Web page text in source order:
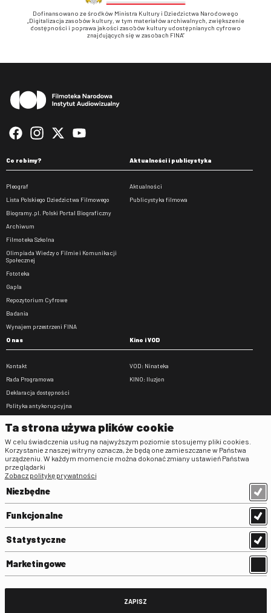
Dofinansowano ze środków Ministra Kultury i Dziedzictwa Narodowego
„Digitalizacja zasobów kultury, w tym materiałów archiwalnych, zwiększenie
dostępności i poprawa jakości zasobów kultury udostępnianych cyfrowo
znajdujących się w zasobach FINA”
Co robimy?
Pleograf
Lista Polskiego Dziedzictwa Filmowego
Biogramy.pl. Polski Portal Biograficzny
Archiwum
Filmoteka Szkolna
Olimpiada Wiedzy o Filmie i Komunikacji
Społecznej
Fototeka
Gapla
Repozytorium Cyfrowe
Badania
Wynajem przestrzeni FINA
Aktualności i publicystyka
Aktualności
Publicystyka filmowa
O nas
Kontakt
Rada Programowa
Deklaracja dostępności
Polityka antykorupcyjna
Zamówienia publiczne
Praca w FINA
Kino i VOD
VOD: Ninateka
KINO: Iluzjon
Regulaminy
Klauzula informacyjna RODO
Regulamin użytkowania parkingu
Standardy ochrony małoletnich
Regulamin kina Iluzjon
Ta strona używa plików cookie
W celu świadczenia usług na najwyższym poziomie stosujemy pliki cookies.
Korzystanie z naszej witryny oznacza, że będą one zamieszczane w Państwa
urządzeniu. W każdym momencie można dokonać zmiany ustawień Państwa
przeglądarki
Zobacz politykę prywatności
Niezbędne
Funkcjonalne
Statystyczne
Marketingowe
ZAPISZ